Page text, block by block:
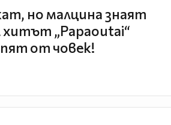
но малцина знаят
„Papaoutai“
от човек!